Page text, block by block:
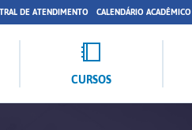
DE ATENDIMENTO CALENDÁRIO ACADÊMICO
CURSOS